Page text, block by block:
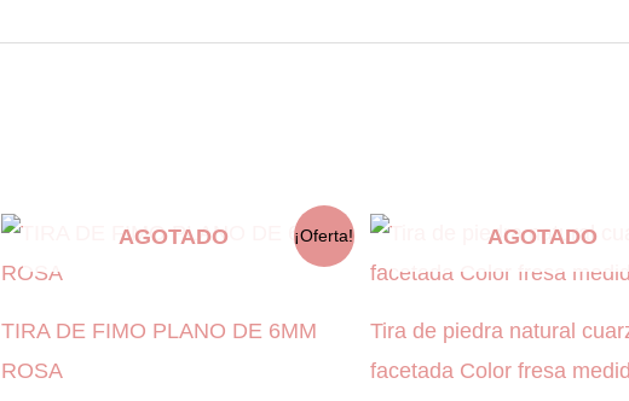
¡Oferta!
AGOTADO
TIRA DE FIMO PLANO DE 6MM
ROSA
AGOTADO
Tira de piedra natural
facetada Color fresa